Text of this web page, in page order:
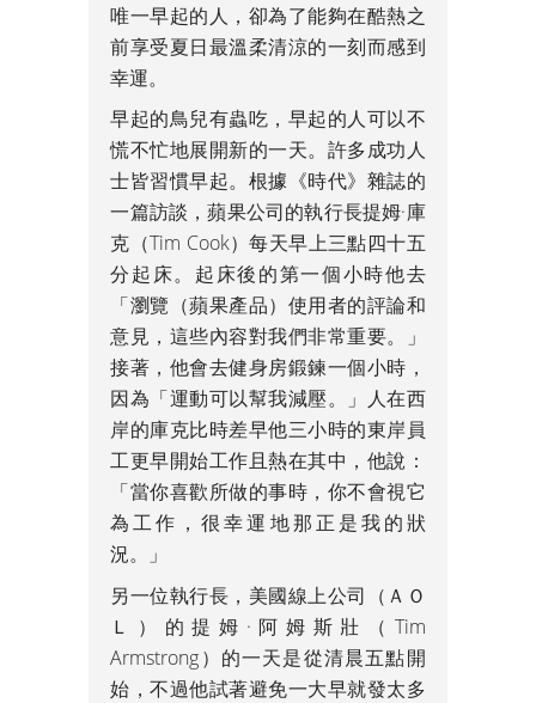
唯一早起的人，卻為了能夠在酷熱之
前享受夏日最溫柔清涼的一刻而感到
幸運。
早起的鳥兒有蟲吃，早起的人可以不
慌不忙地展開新的一天。許多成功人
士皆習慣早起。根據《時代》雜誌的
一篇訪談，蘋果公司的執行長提姆·庫
克（Tim Cook）每天早上三點四十五
分起床。起床後的第一個小時他去
「瀏覽（蘋果產品）使用者的評論和
意見，這些內容對我們非常重要。」
接著，他會去健身房鍛鍊一個小時，
因為「運動可以幫我減壓。」人在西
岸的庫克比時差早他三小時的東岸員
工更早開始工作且熱在其中，他說：
「當你喜歡所做的事時，你不會視它
為工作，很幸運地那正是我的狀
況。」
另一位執行長，美國線上公司（ＡＯ
Ｌ）的提姆·阿姆斯壯（Tim
Armstrong）的一天是從清晨五點開
始，不過他試著避免一大早就發太多